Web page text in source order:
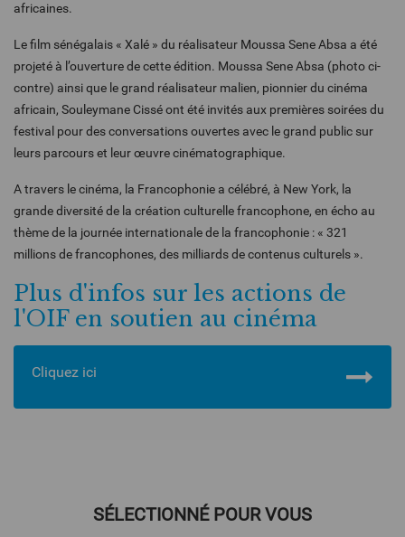
africaines.
Le film sénégalais « Xalé » du réalisateur Moussa Sene Absa a été
projeté à l’ouverture de cette édition. Moussa Sene Absa (photo ci-
contre) ainsi que le grand réalisateur malien, pionnier du cinéma
africain, Souleymane Cissé ont été invités aux premières soirées du
festival pour des conversations ouvertes avec le grand public sur
leurs parcours et leur œuvre cinématographique.
A travers le cinéma, la Francophonie a célébré, à New York, la
grande diversité de la création culturelle francophone, en écho au
thème de la journée internationale de la francophonie : « 321
millions de francophones, des milliards de contenus culturels ».
Plus d'infos sur les actions de
l'OIF en soutien au cinéma
Cliquez ici
SÉLECTIONNÉ POUR VOUS